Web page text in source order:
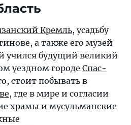
Кремль, усадьбу
а также его музей
учился будущий великий
уездном городе Спас-
стоит побывать в
, где в мире и согласии
храмы и мусульманские